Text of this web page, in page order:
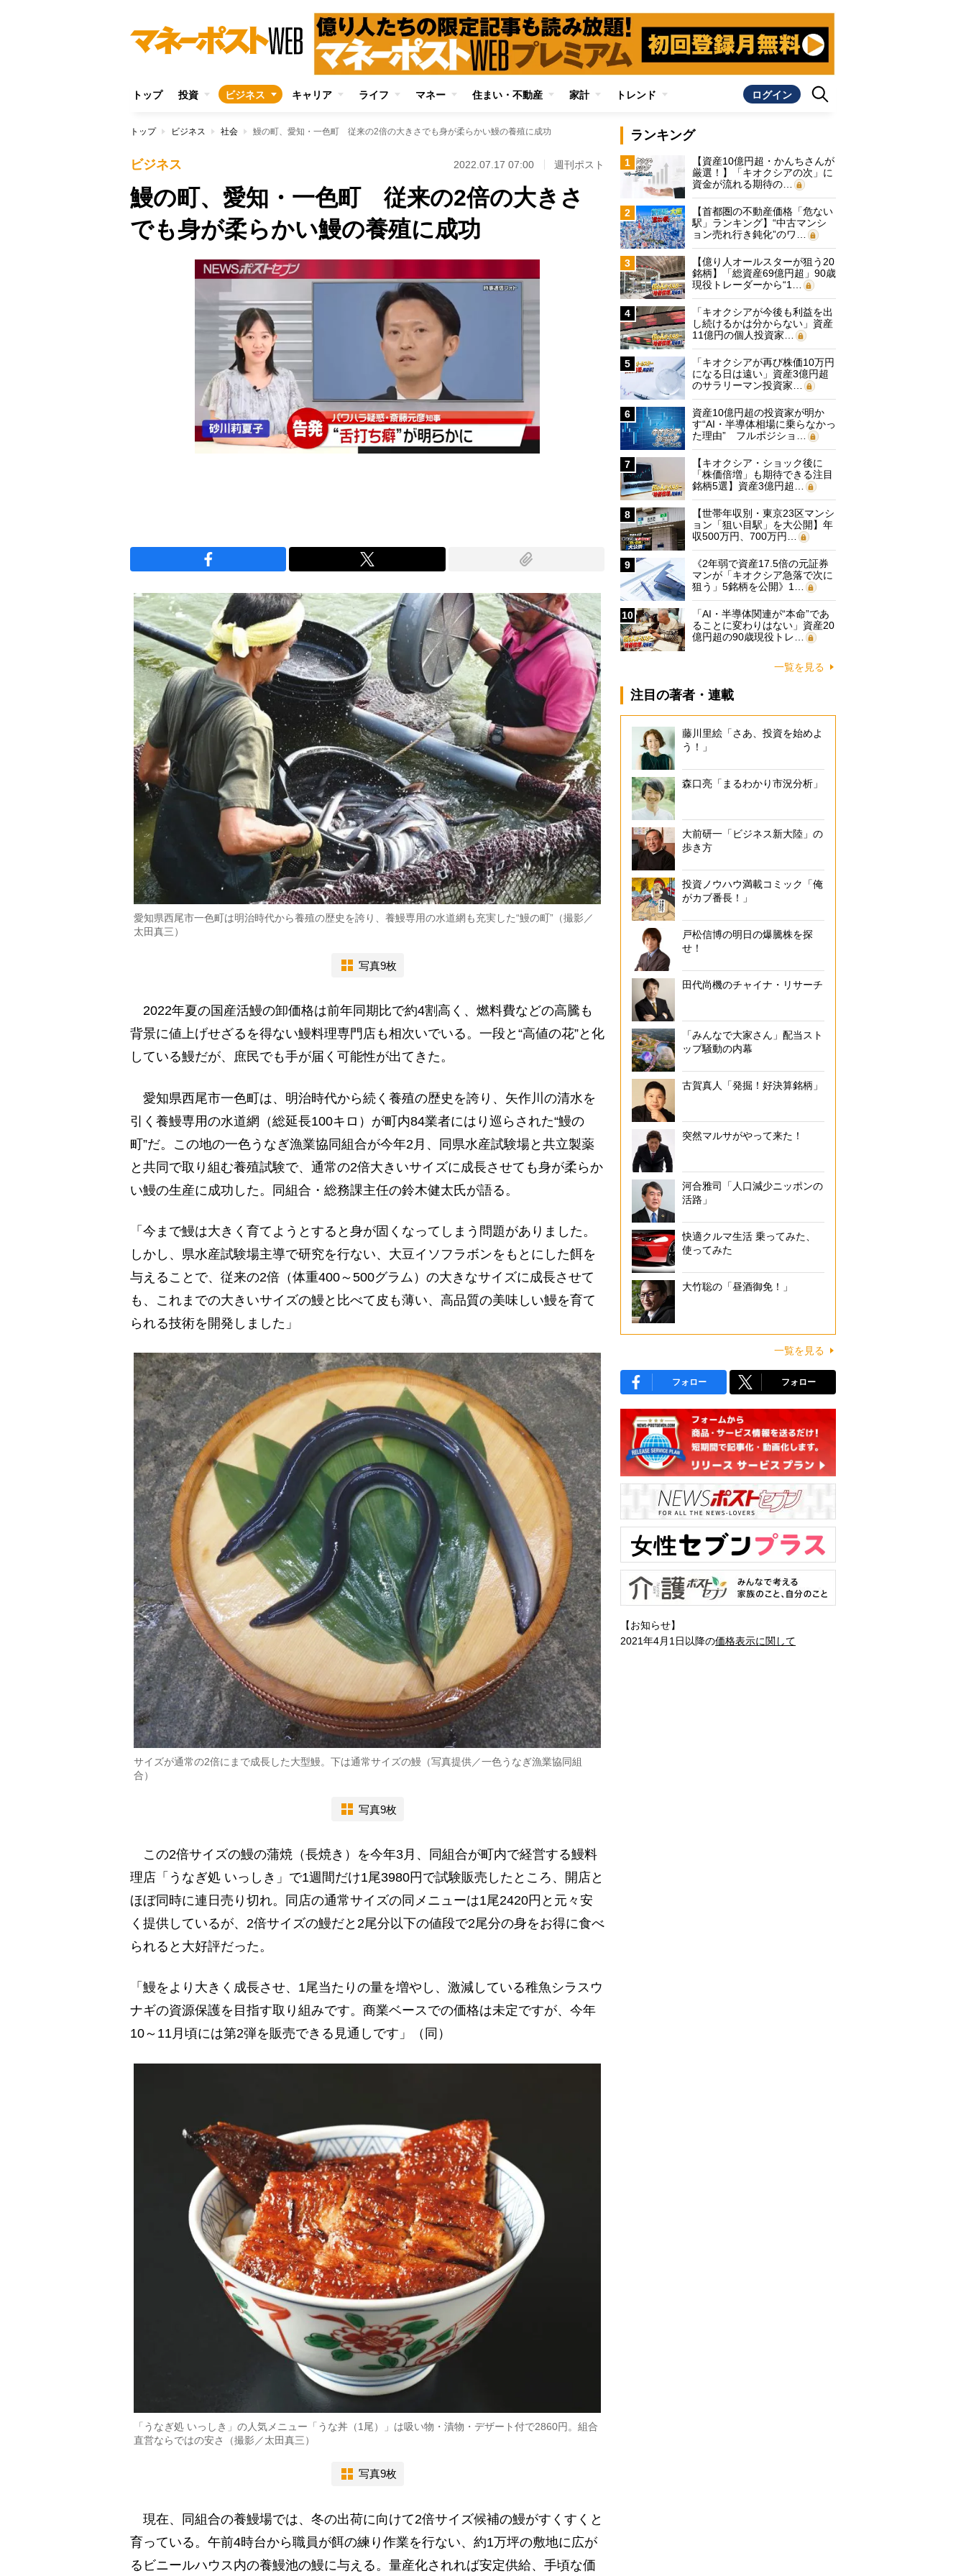
トップ 投資 ビジネス キャリア ライフ マネー 住まい・不動産 家計 トレンド ログイン
トップ ビジネス 社会 鰻の町、愛知・一色町 従来の2倍の大きさでも身が柔らかい鰻の養殖に成功
ビジネス 2022.07.17 07:00 週刊ポスト
鰻の町、愛知・一色町 従来の2倍の大きさ
でも身が柔らかい鰻の養殖に成功
愛知県西尾市一色町は明治時代から養殖の歴史を誇り、養鰻専用の水道網も充実した“鰻の町”（撮影／
太田真三）
写真9枚
2022年夏の国産活鰻の卸価格は前年同期比で約4割高く、燃料費などの高騰も
背景に値上げせざるを得ない鰻料理専門店も相次いでいる。一段と“高値の花”と化
している鰻だが、庶民でも手が届く可能性が出てきた。
愛知県西尾市一色町は、明治時代から続く養殖の歴史を誇り、矢作川の清水を
引く養鰻専用の水道網（総延長100キロ）が町内84業者にはり巡らされた“鰻の
町”だ。この地の一色うなぎ漁業協同組合が今年2月、同県水産試験場と共立製薬
と共同で取り組む養殖試験で、通常の2倍大きいサイズに成長させても身が柔らか
い鰻の生産に成功した。同組合・総務課主任の鈴木健太氏が語る。
「今まで鰻は大きく育てようとすると身が固くなってしまう問題がありました。
しかし、県水産試験場主導で研究を行ない、大豆イソフラボンをもとにした餌を
与えることで、従来の2倍（体重400～500グラム）の大きなサイズに成長させて
も、これまでの大きいサイズの鰻と比べて皮も薄い、高品質の美味しい鰻を育て
られる技術を開発しました」
サイズが通常の2倍にまで成長した大型鰻。下は通常サイズの鰻（写真提供／一色うなぎ漁業協同組
合）
写真9枚
この2倍サイズの鰻の蒲焼（長焼き）を今年3月、同組合が町内で経営する鰻料
理店「うなぎ処 いっしき」で1週間だけ1尾3980円で試験販売したところ、開店と
ほぼ同時に連日売り切れ。同店の通常サイズの同メニューは1尾2420円と元々安
く提供しているが、2倍サイズの鰻だと2尾分以下の値段で2尾分の身をお得に食べ
られると大好評だった。
「鰻をより大きく成長させ、1尾当たりの量を増やし、激減している稚魚シラスウ
ナギの資源保護を目指す取り組みです。商業ベースでの価格は未定ですが、今年
10～11月頃には第2弾を販売できる見通しです」（同）
「うなぎ処 いっしき」の人気メニュー「うな丼（1尾）」は吸い物・漬物・デザート付で2860円。組合
直営ならではの安さ（撮影／太田真三）
写真9枚
現在、同組合の養鰻場では、冬の出荷に向けて2倍サイズ候補の鰻がすくすくと
育っている。午前4時台から職員が餌の練り作業を行ない、約1万坪の敷地に広が
るビニールハウス内の養鰻池の鰻に与える。量産化されれば安定供給、手頃な価
ランキング
1
【資産10億円超・かんちさんが
厳選！】「キオクシアの次」に
資金が流れる期待の…
2
【首都圏の不動産価格「危ない
駅」ランキング】“中古マンシ
ョン売れ行き鈍化”のワ…
3
【億り人オールスターが狙う20
銘柄】「総資産69億円超」90歳
現役トレーダーから“1…
4
「キオクシアが今後も利益を出
し続けるかは分からない」資産
11億円の個人投資家…
5
「キオクシアが再び株価10万円
になる日は遠い」資産3億円超
のサラリーマン投資家…
6
資産10億円超の投資家が明か
す“AI・半導体相場に乗らなかっ
た理由” フルポジショ…
7
【キオクシア・ショック後に
「株価倍増」も期待できる注目
銘柄5選】資産3億円超…
8
【世帯年収別・東京23区マンシ
ョン「狙い目駅」を大公開】年
収500万円、700万円…
9
《2年弱で資産17.5倍の元証券
マンが「キオクシア急落で次に
狙う」5銘柄を公開》1…
10
「AI・半導体関連が“本命”であ
ることに変わりはない」資産20
億円超の90歳現役トレ…
一覧を見る
注目の著者・連載
藤川里絵「さあ、投資を始めよ
う！」
森口亮「まるわかり市況分析」
大前研一「ビジネス新大陸」の
歩き方
投資ノウハウ満載コミック「俺
がカブ番長！」
戸松信博の明日の爆騰株を探
せ！
田代尚機のチャイナ・リサーチ
「みんなで大家さん」配当スト
ップ騒動の内幕
古賀真人「発掘！好決算銘柄」
突然マルサがやって来た！
河合雅司「人口減少ニッポンの
活路」
快適クルマ生活 乗ってみた、
使ってみた
大竹聡の「昼酒御免！」
一覧を見る
フォロー フォロー
【お知らせ】
2021年4月1日以降の価格表示に関して